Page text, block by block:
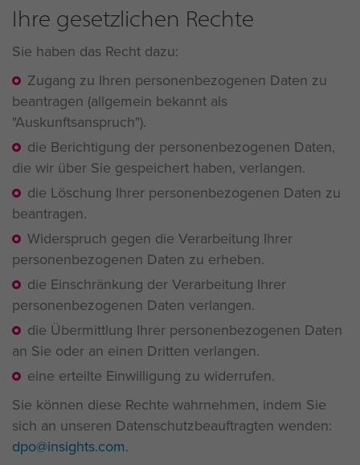
Ihre gesetzlichen Rechte
Sie haben das Recht dazu:
Zugang zu Ihren personenbezogenen Daten zu
beantragen (allgemein bekannt als
"Auskunftsanspruch").
die Berichtigung der personenbezogenen Daten,
die wir über Sie gespeichert haben, verlangen.
die Löschung Ihrer personenbezogenen Daten zu
beantragen.
Widerspruch gegen die Verarbeitung Ihrer
personenbezogenen Daten zu erheben.
die Einschränkung der Verarbeitung Ihrer
personenbezogenen Daten verlangen.
die Übermittlung Ihrer personenbezogenen Daten
an Sie oder an einen Dritten verlangen.
eine erteilte Einwilligung zu widerrufen.
Sie können diese Rechte wahrnehmen, indem Sie
sich an unseren Datenschutzbeauftragten wenden:
dpo@insights.com.